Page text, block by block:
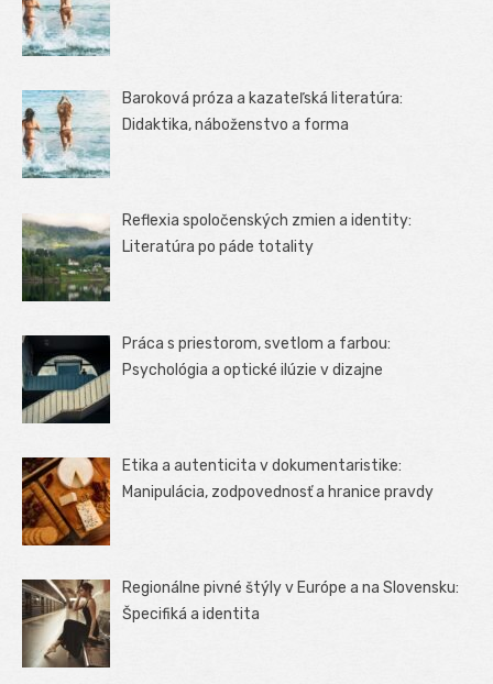
Baroková próza a kazateľská literatúra:
Didaktika, náboženstvo a forma
Reflexia spoločenských zmien a identity:
Literatúra po páde totality
Práca s priestorom, svetlom a farbou:
Psychológia a optické ilúzie v dizajne
Etika a autenticita v dokumentaristike:
Manipulácia, zodpovednosť a hranice pravdy
Regionálne pivné štýly v Európe a na Slovensku:
Špecifiká a identita